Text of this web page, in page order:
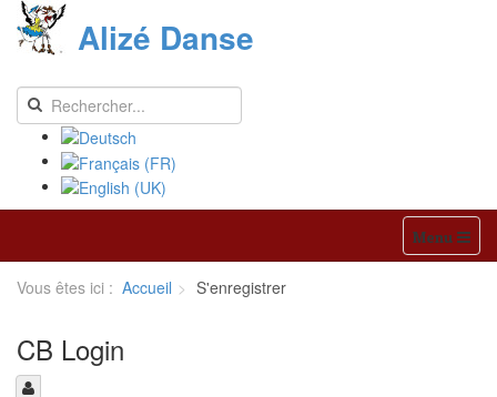
Alizé Danse
Menu
Vous êtes ici : Accueil S'enregistrer
CB Login